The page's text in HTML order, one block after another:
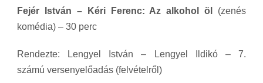
Fejér István – Kéri Ferenc: Az alkohol öl
(zenés
komédia) – 30 perc
Rendezte: Lengyel István – Lengyel Ildikó – 7.
számú versenyelőadás (felvételről)